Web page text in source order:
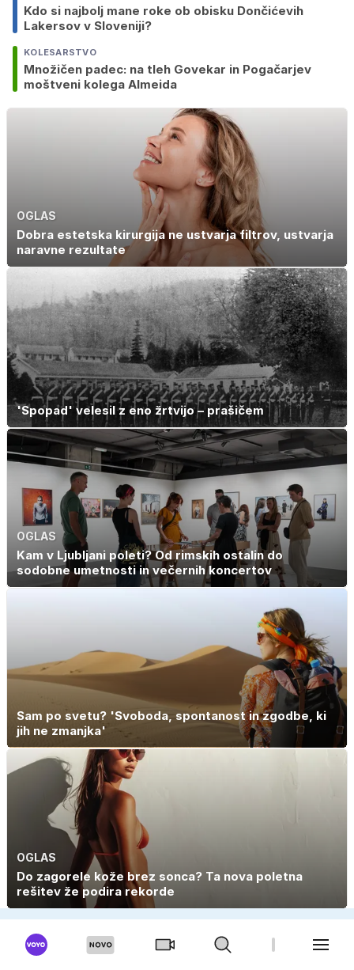
Kdo si najbolj mane roke ob obisku Dončićevih
Lakersov v Sloveniji?
KOLESARSTVO
Množičen padec: na tleh Govekar in Pogačarjev
moštveni kolega Almeida
OGLAS
Dobra estetska kirurgija ne ustvarja filtrov, ustvarja
naravne rezultate
'Spopad' velesil z eno žrtvijo – prašičem
OGLAS
Kam v Ljubljani poleti? Od rimskih ostalin do
sodobne umetnosti in večernih koncertov
Sam po svetu? 'Svoboda, spontanost in zgodbe, ki
jih ne zmanjka'
OGLAS
Do zagorele kože brez sonca? Ta nova poletna
rešitev že podira rekorde